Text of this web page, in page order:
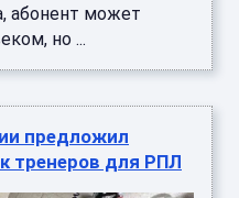
абонент может
но ...
предложил
тренеров для РПЛ